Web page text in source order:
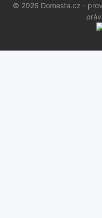
© 2026 Domesta.cz -